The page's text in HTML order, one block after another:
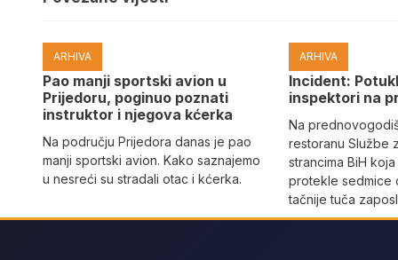
ARHIVA
Pao manji sportski avion u
Prijedoru, poginuo poznati
instruktor i njegova kćerka
Na području Prijedora danas je pao
manji sportski avion. Kako saznajemo
u nesreći su stradali otac i kćerka.
ARHIVA
Incident:
inspektori na
Na
restoranu Službe
strancima BiH
protekle sedmice
tačnije tuča